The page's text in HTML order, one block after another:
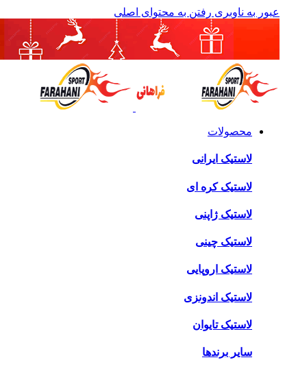
عبور به ناوبری رفتن به محتوای اصلی
محصولات
لاستیک ایرانی
لاستیک کره ای
لاستیک ژاپنی
لاستیک چینی
لاستیک اروپایی
لاستیک اندونزی
لاستیک تایوان
سایر برندها